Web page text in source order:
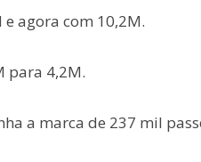
agora com 10,2M.
para 4,2M.
a marca de 237 mil